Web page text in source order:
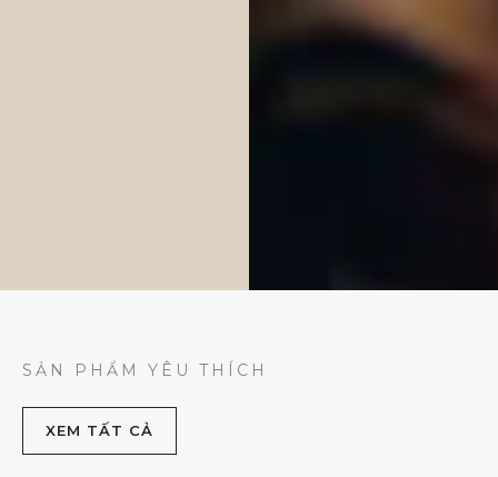
SẢN PHẨM YÊU THÍCH
XEM TẤT CẢ